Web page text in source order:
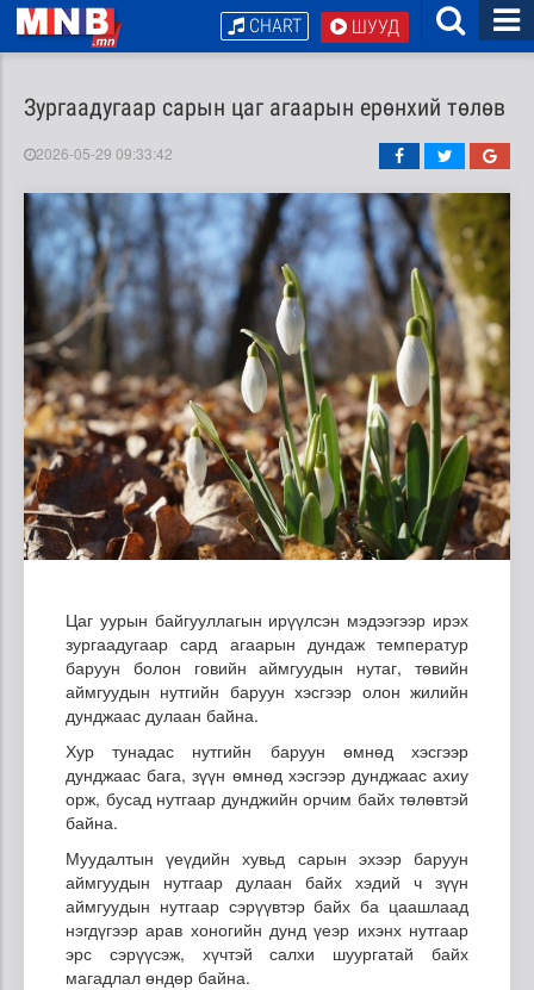
ШУУД
CHART
Зургаадугаар сарын цаг агаарын ерөнхий төлөв
2026-05-29 09:33:42
Цаг уурын байгууллагын ирүүлсэн мэдээгээр ирэх
зургаадугаар сард агаарын дундаж температур
баруун болон говийн аймгуудын нутаг, төвийн
аймгуудын нутгийн баруун хэсгээр олон жилийн
дунджаас дулаан байна.
Хур тунадас нутгийн баруун өмнөд хэсгээр
дунджаас бага, зүүн өмнөд хэсгээр дунджаас ахиу
орж, бусад нутгаар дунджийн орчим байх төлөвтэй
байна.
Муудалтын үеүдийн хувьд сарын эхээр баруун
аймгуудын нутгаар дулаан байх хэдий ч зүүн
аймгуудын нутгаар сэрүүвтэр байх ба цаашлаад
нэгдүгээр арав хоногийн дунд үеэр ихэнх нутгаар
эрс сэрүүсэж, хүчтэй салхи шуургатай байх
магадлал өндөр байна.